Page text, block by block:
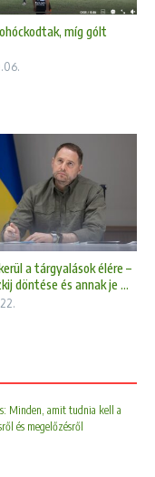
míg gólt
a tárgyalások élére –
döntése és annak je ...
Minden, amit tudnia kell a
és megelőzésről